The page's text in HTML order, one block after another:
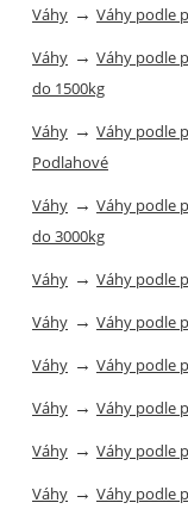
Váhy → Váhy podle
Váhy → Váhy podle
do 1500kg
Váhy → Váhy podle
Podlahové
Váhy → Váhy podle
do 3000kg
Váhy → Váhy podle
Váhy → Váhy podle
Váhy → Váhy podle
Váhy → Váhy podle
Váhy → Váhy podle
Váhy → Váhy podle